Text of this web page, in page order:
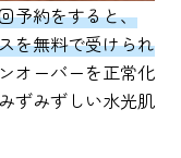
予約をすると、
を無料で受けられ
オーバーを正常化
ずみずしい水光肌